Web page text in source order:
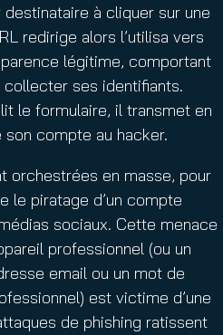
à cliquer sur une
redirige alors l’utilisa vers
légitime, comportant
ses identifiants.
le formulaire, il transmet en
compte au hacker.
orchestrées en masse, pour
le piratage d’un compte
sociaux. Cette menace
professionnel (ou un
email ou un mot de
est victime d’une
de phishing ratissent